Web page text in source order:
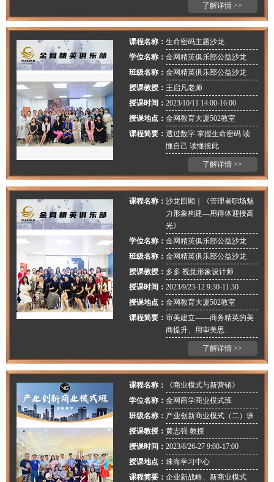
了解详情 >>
课程名称：生命密码主题沙龙
学位名称：金网精英俱乐部公益沙龙
班级名称：金网精英俱乐部公益沙龙
授课教授： 王启凡老师
授课时间：2023/10/11 14:00-16:00
授课地点：金网教育大厦502教室
课程简要：透过数字 掌握生命密码 读
懂自己 读懂彼此
了解详情 >>
课程名称：沙龙回顾｜《管理者职场魅
力形象构建---用得体迎接高
光》
学位名称：金网精英俱乐部公益沙龙
班级名称：金网精英俱乐部公益沙龙
授课教授： 多多 视觉形象设计师
授课时间：2023/9/23-12 9:30-11:30
授课地点：金网教育大厦502教室
课程简要：审美建⽴——商务精英的美
商提升、⽤审美思...
了解详情 >>
课程名称：
《商业模式与新营销》
学位名称：金网商学商业模式班
班级名称： 产业创新商业模式（二）班
授课教授：黄志强 教授
授课时间：2023/8/26-27 9:00-17:00
授课地点：珠海学习中心
课程简要：企业新战略、新商业模式